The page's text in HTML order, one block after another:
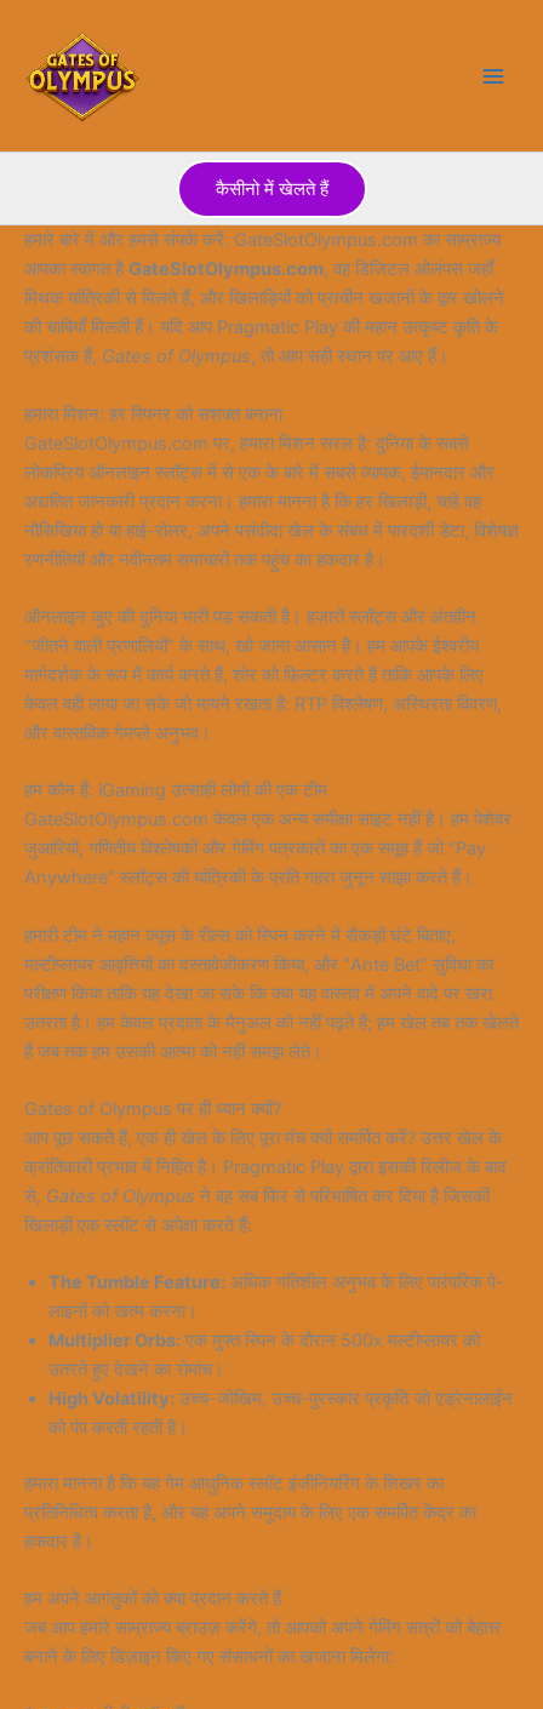
content
कैसीनो में खेलते हैं
हमारे बारे में और हमसे संपर्क करें: GateSlotOlympus.com का साम्राज्य
आपका स्वागत है GateSlotOlympus.com, वह डिजिटल ओलंपस जहाँ
मिथक यांत्रिकी से मिलते हैं, और खिलाड़ियों को प्राचीन खजानों के द्वार खोलने
की चाबियाँ मिलती हैं। यदि आप Pragmatic Play की महान उत्कृष्ट कृति के
प्रशंसक हैं, Gates of Olympus, तो आप सही स्थान पर आए हैं।
हमारा मिशन: हर स्पिनर को सशक्त बनाना
GateSlotOlympus.com पर, हमारा मिशन सरल है: दुनिया के सबसे
लोकप्रिय ऑनलाइन स्लॉट्स में से एक के बारे में सबसे व्यापक, ईमानदार और
अद्यतित जानकारी प्रदान करना। हमारा मानना है कि हर खिलाड़ी, चाहे वह
नौसिखिया हो या हाई-रोलर, अपने पसंदीदा खेल के संबंध में पारदर्शी डेटा, विशेषज्ञ
रणनीतियों और नवीनतम समाचारों तक पहुंच का हकदार है।
ऑनलाइन जुए की दुनिया भारी पड़ सकती है। हज़ारों स्लॉट्स और अंतहीन
“जीतने वाली प्रणालियों” के साथ, खो जाना आसान है। हम आपके ईश्वरीय
मार्गदर्शक के रूप में कार्य करते हैं, शोर को फ़िल्टर करते हैं ताकि आपके लिए
केवल वही लाया जा सके जो मायने रखता है: RTP विश्लेषण, अस्थिरता विवरण,
और वास्तविक गेमप्ले अनुभव।
हम कौन हैं: iGaming उत्साही लोगों की एक टीम
GateSlotOlympus.com केवल एक अन्य समीक्षा साइट नहीं है। हम पेशेवर
जुआरियों, गणितीय विश्लेषकों और गेमिंग पत्रकारों का एक समूह हैं जो “Pay
Anywhere” स्लॉट्स की यांत्रिकी के प्रति गहरा जुनून साझा करते हैं।
हमारी टीम ने महान ज़्यूस के रील्स को स्पिन करने में सैकड़ों घंटे बिताए,
मल्टीप्लायर आवृत्तियों का दस्तावेजीकरण किया, और “Ante Bet” सुविधा का
परीक्षण किया ताकि यह देखा जा सके कि क्या यह वास्तव में अपने वादे पर खरा
उतरता है। हम केवल प्रदाता के मैनुअल को नहीं पढ़ते हैं; हम खेल तब तक खेलते
हैं जब तक हम उसकी आत्मा को नहीं समझ लेते।
Gates of Olympus पर ही ध्यान क्यों?
आप पूछ सकते हैं, एक ही खेल के लिए पूरा मंच क्यों समर्पित करें? उत्तर खेल के
क्रांतिकारी प्रभाव में निहित है। Pragmatic Play द्वारा इसकी रिलीज के बाद
से, Gates of Olympus ने वह सब फिर से परिभाषित कर दिया है जिसकी
खिलाड़ी एक स्लॉट से अपेक्षा करते हैं:
The Tumble Feature: अधिक गतिशील अनुभव के लिए पारंपरिक पे-
लाइनों को खत्म करना।
Multiplier Orbs: एक मुफ्त स्पिन के दौरान 500x मल्टीप्लायर को
उतरते हुए देखने का रोमांच।
High Volatility: उच्च-जोखिम, उच्च-पुरस्कार प्रकृति जो एड्रेनालाईन
को पंप करती रहती है।
हमारा मानना है कि यह गेम आधुनिक स्लॉट इंजीनियरिंग के शिखर का
प्रतिनिधित्व करता है, और यह अपने समुदाय के लिए एक समर्पित केंद्र का
हकदार है।
हम अपने आगंतुकों को क्या प्रदान करते हैं
जब आप हमारे साम्राज्य ब्राउज़ करेंगे, तो आपको अपने गेमिंग सत्रों को बेहतर
बनाने के लिए डिज़ाइन किए गए संसाधनों का खजाना मिलेगा: